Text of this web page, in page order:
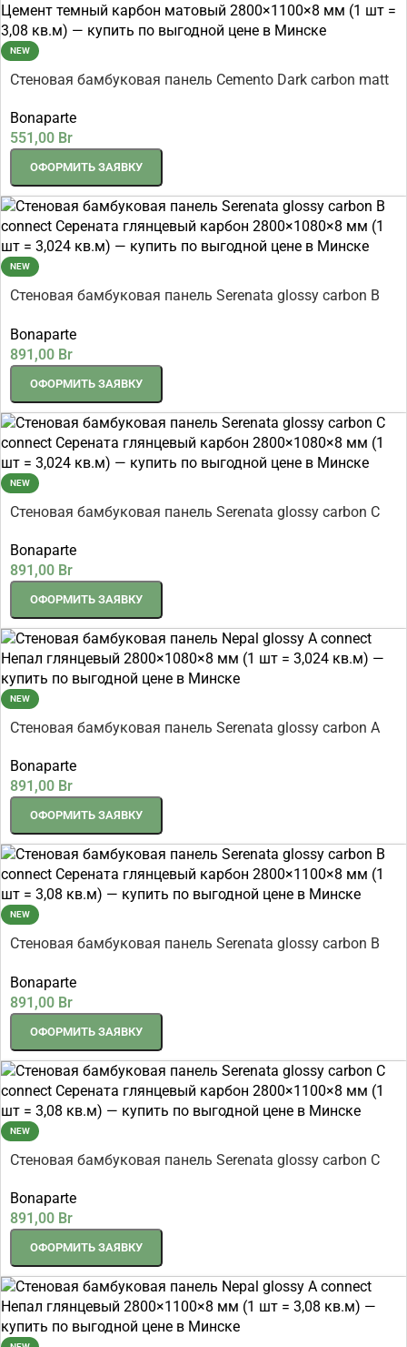
NEW
Стеновая бамбуковая панель Cemento Dark carbon matt
= 3,08 кв.м)
Bonaparte
551,00 Br
ОФОРМИТЬ ЗАЯВКУ
NEW
Стеновая бамбуковая панель Serenata glossy carbon B
шт = 3,024 кв.м)
Bonaparte
891,00 Br
ОФОРМИТЬ ЗАЯВКУ
NEW
Стеновая бамбуковая панель Serenata glossy carbon C
шт = 3,024 кв.м)
Bonaparte
891,00 Br
ОФОРМИТЬ ЗАЯВКУ
NEW
Стеновая бамбуковая панель Serenata glossy carbon A
шт = 3,024 кв.м)
Bonaparte
891,00 Br
ОФОРМИТЬ ЗАЯВКУ
NEW
Стеновая бамбуковая панель Serenata glossy carbon B
шт = 3,08 кв.м)
Bonaparte
891,00 Br
ОФОРМИТЬ ЗАЯВКУ
NEW
Стеновая бамбуковая панель Serenata glossy carbon C
шт = 3,08 кв.м)
Bonaparte
891,00 Br
ОФОРМИТЬ ЗАЯВКУ